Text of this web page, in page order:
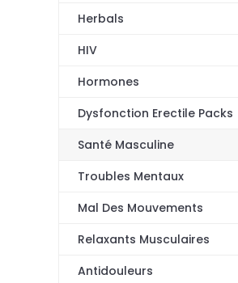
Herbals
HIV
Hormones
Dysfonction Erectile Packs
Santé Masculine
Troubles Mentaux
Mal Des Mouvements
Relaxants Musculaires
Antidouleurs